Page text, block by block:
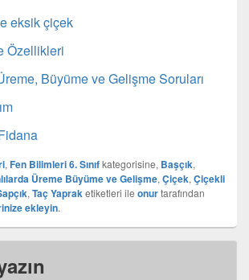
eksik çiçek
Özellikleri
Büyüme ve Gelişme Soruları
, Fen Bilimleri 6. Sınıfkategorisine, Başçık,
Üreme Büyüme ve Gelişme, Çiçek, Çiçekli
, Taç Yaprak etiketleri ile onurtarafından
ekleyin.